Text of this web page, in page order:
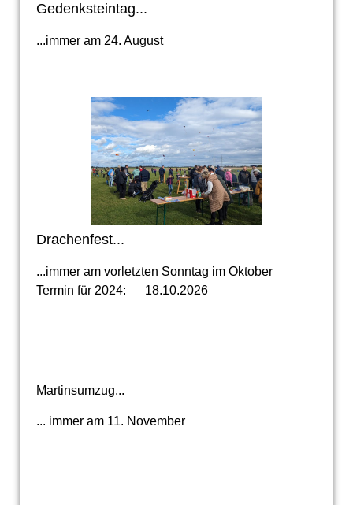
Gedenksteintag...
...immer am 24. August
Drachenfest...
...immer am vorletzten Sonntag im Oktober
Termin für 2024: 18.10.2026
Martinsumzug...
... immer am 11. November